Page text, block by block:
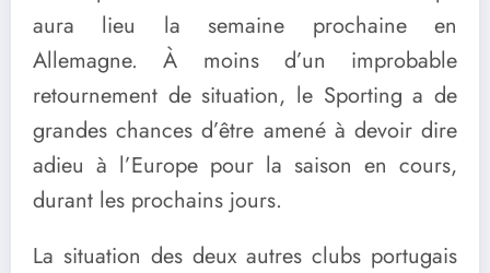
aura lieu la semaine prochaine en
Allemagne. À moins d’un improbable
retournement de situation, le Sporting a de
grandes chances d’être amené à devoir dire
adieu à l’Europe pour la saison en cours,
durant les prochains jours.
La situation des deux autres clubs portugais